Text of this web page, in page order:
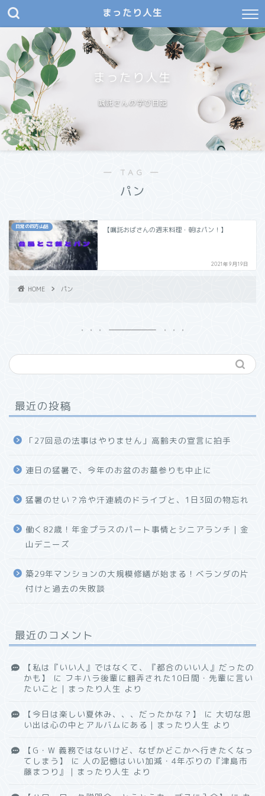
まったり人生
まったり人生
嘱託さんの学び日記
― TAG ―
パン
日常の四方山話 【嘱託おばさんの週末料理・朝はパン！】
2021年9月19日
HOME パン
最近の投稿
「27回忌の法事はやりません」高齢夫の宣言に拍手
連日の猛暑で、今年のお盆のお墓参りも中止に
猛暑のせい？冷や汗連続のドライブと、1日3回の物忘れ
働く82歳！年金プラスのパート事情とシニアランチ｜金
山デニーズ
築29年マンションの大規模修繕が始まる！ベランダの片
付けと過去の失敗談
最近のコメント
【私は『いい人』ではなくて、『都合のいい人』だったの
かも】
に フキハラ後輩に翻弄された10日間・先輩に言い
たいこと｜まったり人生 より
【今日は楽しい夏休み、、、だったかな？】 に 大切な思
い出は心の中とアルバムにある｜まったり人生 より
【G・W 義務ではないけど、なぜかどこかへ行きたくなっ
てしまう】
に 人の記憶はいい加減・4年ぶりの『津島市
藤まつり』｜まったり人生 より